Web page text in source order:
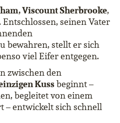
Viscount Sherbrooke,
seinen Vater
bewahren, stellt er sich
viel Eifer entgegen.
zwischen den
Kussbeginnt –
begleitet von einem
– entwickelt sich schnell